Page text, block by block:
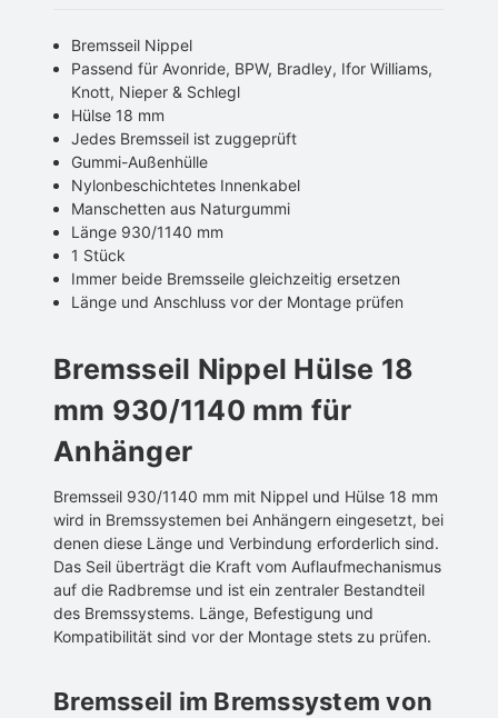
Bremsseil Nippel
Passend für Avonride, BPW, Bradley, Ifor Williams,
Knott, Nieper & Schlegl
Hülse 18 mm
Jedes Bremsseil ist zuggeprüft
Gummi-Außenhülle
Nylonbeschichtetes Innenkabel
Manschetten aus Naturgummi
Länge 930/1140 mm
1 Stück
Immer beide Bremsseile gleichzeitig ersetzen
Länge und Anschluss vor der Montage prüfen
Bremsseil Nippel Hülse 18
mm 930/1140 mm für
Anhänger
Bremsseil 930/1140 mm mit Nippel und Hülse 18 mm
wird in Bremssystemen bei Anhängern eingesetzt, bei
denen diese Länge und Verbindung erforderlich sind.
Das Seil überträgt die Kraft vom Auflaufmechanismus
auf die Radbremse und ist ein zentraler Bestandteil
des Bremssystems. Länge, Befestigung und
Kompatibilität sind vor der Montage stets zu prüfen.
Bremsseil im Bremssystem von